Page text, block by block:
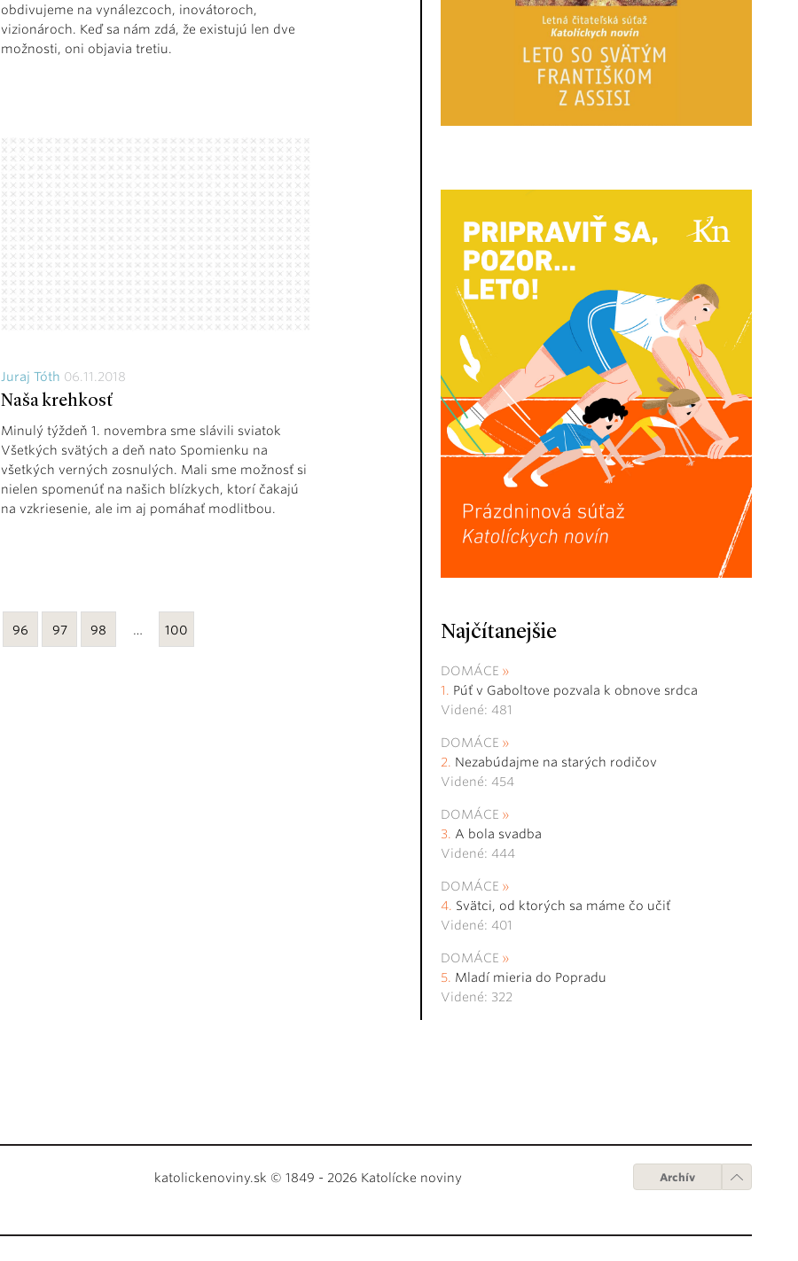
obdivujeme na vynálezcoch, inovátoroch,
vizionároch. Keď sa nám zdá, že existujú len dve
možnosti, oni objavia tretiu.
Juraj Tóth 06.11.2018
Naša krehkosť
Minulý týždeň 1. novembra sme slávili sviatok
Všetkých svätých a deň nato Spomienku na
všetkých verných zosnulých. Mali sme možnosť si
nielen spomenúť na našich blízkych, ktorí čakajú
na vzkriesenie, ale im aj pomáhať modlitbou.
96 97 98 … 100 Najčítanejšie
DOMÁCE
Púť v Gaboltove pozvala k obnove srdca
Videné: 481
DOMÁCE
Nezabúdajme na starých rodičov
Videné: 454
DOMÁCE
A bola svadba
Videné: 444
DOMÁCE
Svätci, od ktorých sa máme čo učiť
Videné: 401
DOMÁCE
Mladí mieria do Popradu
Videné: 322
katolickenoviny.sk © 1849 - 2026 Katolícke noviny Archív